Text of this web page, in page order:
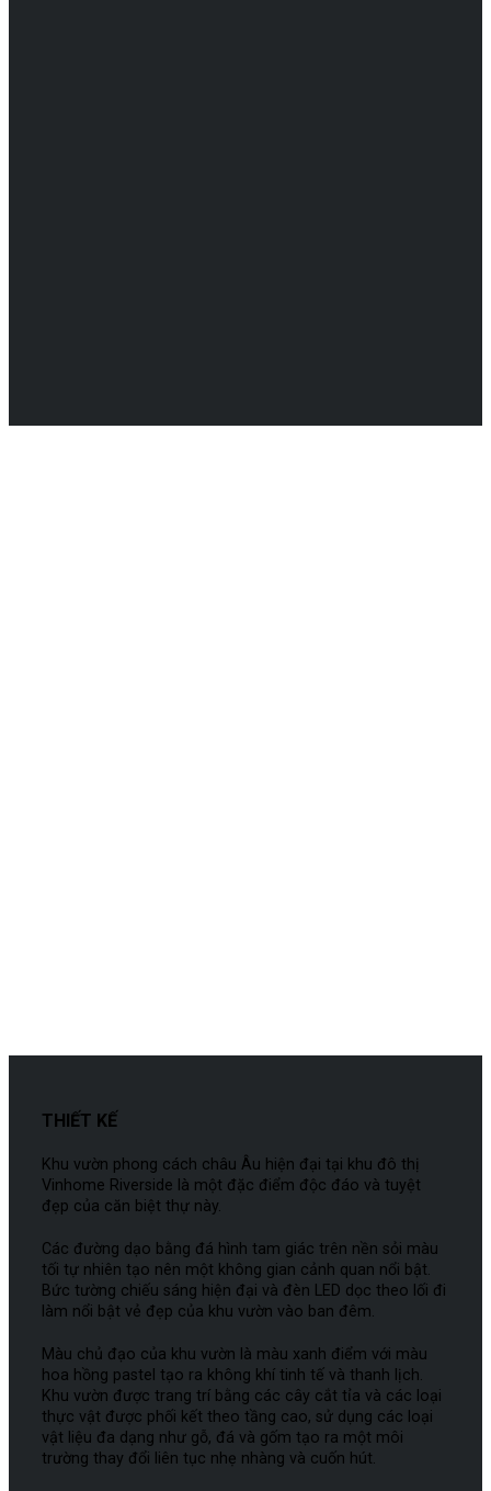
THIẾT KẾ
Khu vườn phong cách châu Âu hiện đại tại khu đô thị
Vinhome Riverside là một đặc điểm độc đáo và tuyệt
đẹp của căn biệt thự này.
Các đường dạo bằng đá hình tam giác trên nền sỏi màu
tối tự nhiên tạo nên một không gian cảnh quan nổi bật.
Bức tường chiếu sáng hiện đại và đèn LED dọc theo lối đi
làm nổi bật vẻ đẹp của khu vườn vào ban đêm.
Màu chủ đạo của khu vườn là màu xanh điểm với màu
hoa hồng pastel tạo ra không khí tinh tế và thanh lịch.
Khu vườn được trang trí bằng các cây cắt tỉa và các loại
thực vật được phối kết theo tầng cao, sử dụng các loại
vật liệu đa dạng như gỗ, đá và gốm tạo ra một môi
trường thay đổi liên tục nhẹ nhàng và cuốn hút.